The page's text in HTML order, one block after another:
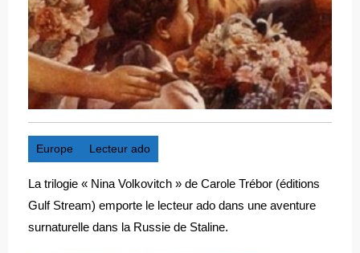
Europe Lecteur ado
La trilogie « Nina Volkovitch » de Carole Trébor (éditions
Gulf Stream) emporte le lecteur ado dans une aventure
surnaturelle dans la Russie de Staline.